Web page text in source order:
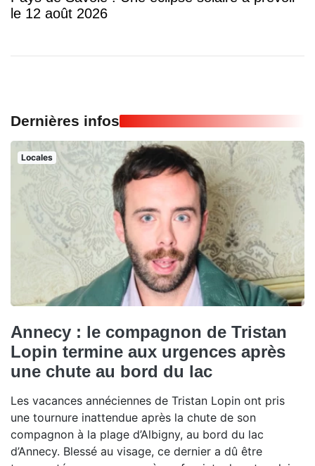
le 12 août 2026
Dernières infos
Locales
Annecy : le compagnon de Tristan
Lopin termine aux urgences après
une chute au bord du lac
Les vacances annéciennes de Tristan Lopin ont pris
une tournure inattendue après la chute de son
compagnon à la plage d’Albigny, au bord du lac
d’Annecy. Blessé au visage, ce dernier a dû être